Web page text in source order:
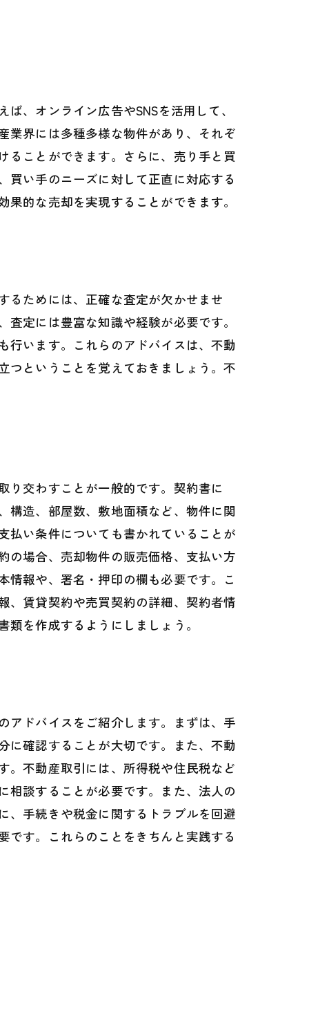
、オンライン広告やSNSを活用して、
業界には多種多様な物件があり、それぞ
ることができます。さらに、売り手と買
い手のニーズに対して正直に対応する
的な売却を実現することができます。
るためには、正確な査定が欠かせませ
定には豊富な知識や経験が必要です。
行います。これらのアドバイスは、不動
つということを覚えておきましょう。不
り交わすことが一般的です。契約書に
構造、部屋数、敷地面積など、物件に関
払い条件についても書かれていることが
の場合、売却物件の販売価格、支払い方
報や、署名・押印の欄も必要です。こ
、賃貸契約や売買契約の詳細、契約者情
を作成するようにしましょう。
アドバイスをご紹介します。まずは、手
に確認することが大切です。また、不動
。不動産取引には、所得税や住民税など
相談することが必要です。また、法人の
、手続きや税金に関するトラブルを回避
す。これらのことをきちんと実践する